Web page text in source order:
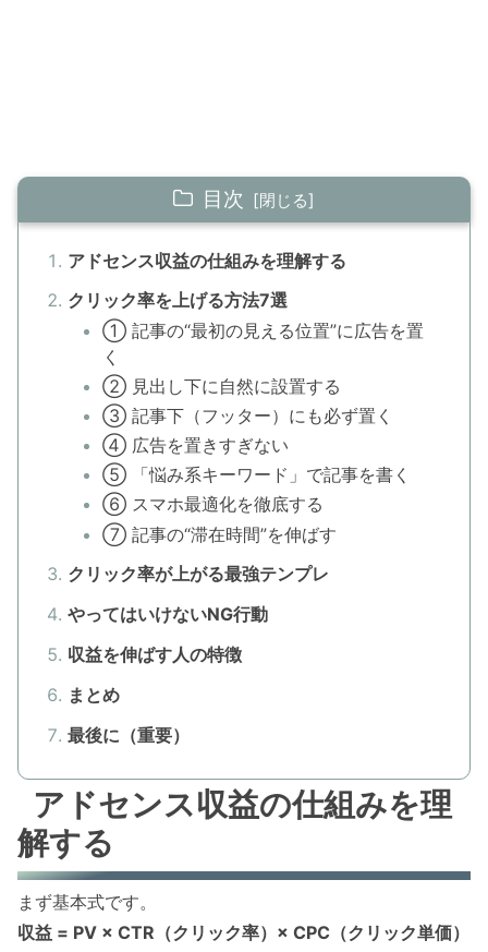
目次
アドセンス収益の仕組みを理解する
クリック率を上げる方法7選
① 記事の“最初の見える位置”に広告を置
く
② 見出し下に自然に設置する
③ 記事下（フッター）にも必ず置く
④ 広告を置きすぎない
⑤ 「悩み系キーワード」で記事を書く
⑥ スマホ最適化を徹底する
⑦ 記事の“滞在時間”を伸ばす
クリック率が上がる最強テンプレ
やってはいけないNG行動
収益を伸ばす人の特徴
まとめ
最後に（重要）
アドセンス収益の仕組みを理
解する
まず基本式です。
収益 = PV × CTR（クリック率）× CPC（クリック単価）